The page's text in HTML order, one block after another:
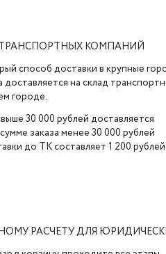
КОМПАНИЙ
способ доставки в крупные
доставляется на склад
городе.
30 000 рублей доставляется
заказа менее 30 000 рублей
до ТК составляет 1 200 рублей.
РАСЧЕТУ ДЛЯ